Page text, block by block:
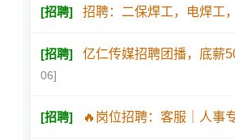
[招聘] 招聘：二保焊工，电焊工
[招聘] 亿仁传媒招聘团播，底薪
06]
[招聘] 🔥岗位招聘：客服｜人事